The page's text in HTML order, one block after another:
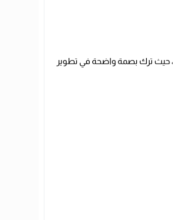
عمل عرفات في وزارة التربية والتعليم كـأخصائي أول أ مكتبات، وسبق له الإعارة إلى مدرسة النيل المصرية بقنا في الفترة من 2011 إلى 2015، حيث ترك بصمة واضحة في تطوير